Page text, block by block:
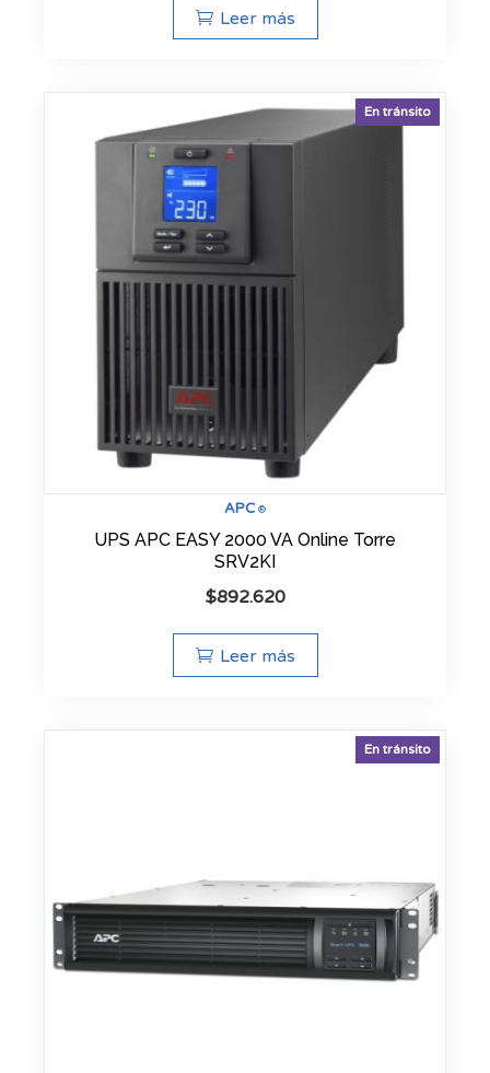
Leer más
APC ®
En tránsito
UPS APC EASY 2000 VA Online Torre
SRV2KI
$892.620
Leer más
En tránsito